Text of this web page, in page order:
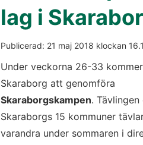
lag i
Publicerad: 21 maj 2018 klockan
Under veckorna 26-33 kommer
Skaraborgskampen. Tävlingen
Skaraborgs 15 kommuner
varandra under sommaren i